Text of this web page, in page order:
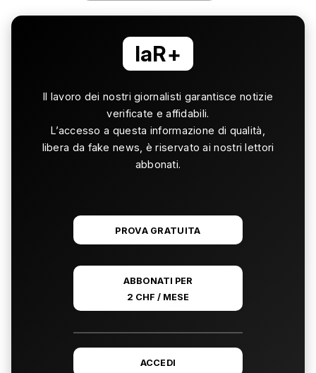
laR+
Il lavoro dei nostri giornalisti garantisce notizie
verificate e affidabili.
L’accesso a questa informazione di qualità,
libera da fake news, è riservato ai nostri lettori
abbonati.
PROVA GRATUITA
ABBONATI PER
2 CHF / MESE
ACCEDI